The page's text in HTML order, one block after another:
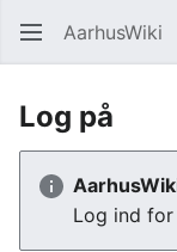
AarhusWiki
Log på
Log ind